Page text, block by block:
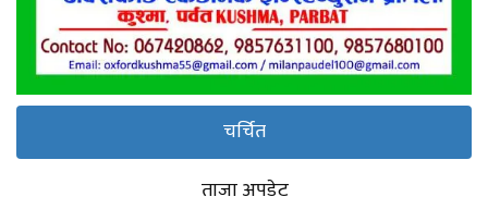
चर्चित
ताजा अपडेट